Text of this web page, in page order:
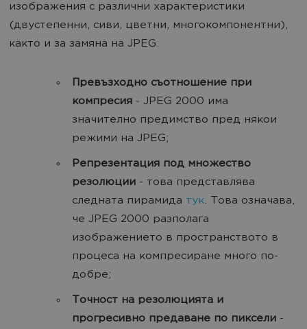
изображения с различни характеристики
(двустепенни, сиви, цветни, многокомпонентни),
както и за замяна на JPEG.
Превъзходно съотношение при
компресия - JPEG 2000 има
значително предимство пред някои
режими на JPEG;
Репрезентация под множество
резолюции - това представлява
следната пирамида тук. Това означава,
че JPEG 2000 разполага
изображението в пространството в
процеса на компресиране много по-
добре;
Точност на резолюцията и
прогресивно предаване по пиксели -